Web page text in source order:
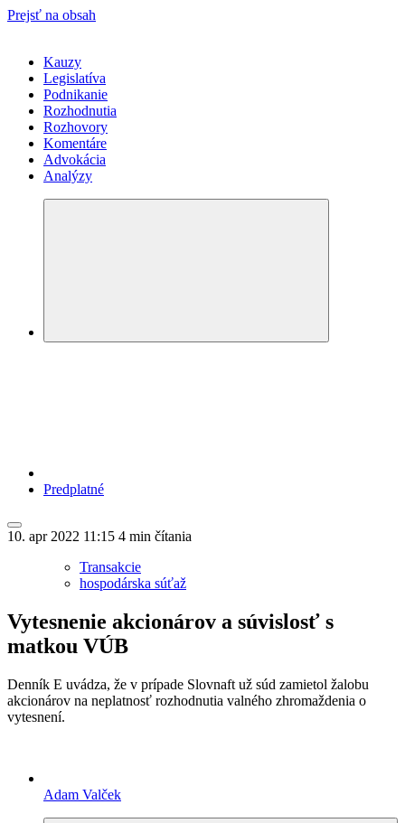
Prejsť na obsah
Kauzy
Legislatíva
Podnikanie
Rozhodnutia
Rozhovory
Komentáre
Advokácia
Analýzy
Predplatné
10. apr 2022 11:15 4 min čítania
Transakcie
hospodárska súťaž
Vytesnenie akcionárov a súvislosť s
matkou VÚB
Denník E uvádza, že v prípade Slovnaft už súd zamietol žalobu
akcionárov na neplatnosť rozhodnutia valného zhromaždenia o
vytesnení.
Adam Valček